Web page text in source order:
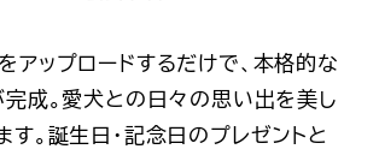
アップロードするだけで、本格的な
完成。愛犬との日々の思い出を美し
す。誕生日・記念日のプレゼントと